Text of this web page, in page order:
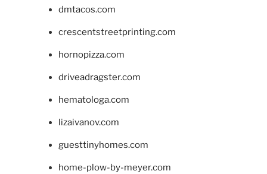
dmtacos.com
crescentstreetprinting.com
hornopizza.com
driveadragster.com
hematologa.com
lizaivanov.com
guesttinyhomes.com
home-plow-by-meyer.com